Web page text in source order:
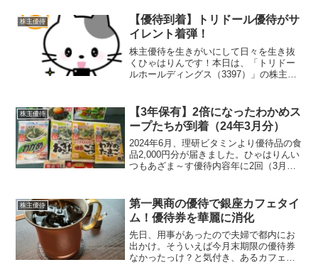
株主優待
【優待到着】トリドール優待がサ
イレント着弾！
株主優待を生きがいにして日々を生き抜
くひゃはりんです！本日は、「トリドー
ルホールディングス（3397）」の株主優
トをのぞいたら、「おぉ、なんか！！ポ
イントが・・・増え...
株主優待
【3年保有】2倍になったわかめス
ープたちが到着（24年3月分）
2024年6月、理研ビタミンより優待品の食
品2,000円分が届きました。ひゃはりんい
つもあざま～す優待内容年に2回（3月末
満保有期間3年以上100株以上1,000円...
株主優待
第一興商の優待で銀座カフェタイ
ム！優待券を華麗に消化
先日、用事があったので夫婦で都内にお
出かけ。そういえば今月末期限の優待券
なかったっけ？と気付き、あるカフェへ